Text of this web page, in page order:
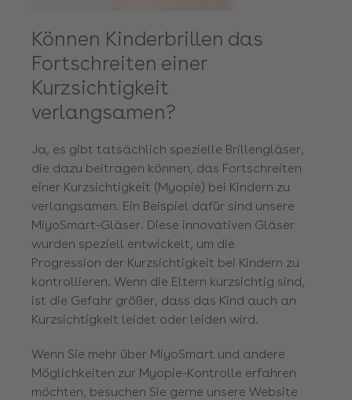
Können Kinderbrillen das
Fortschreiten einer
Kurzsichtigkeit
verlangsamen?
Ja, es gibt tatsächlich spezielle Brillengläser,
die dazu beitragen können, das Fortschreiten
einer Kurzsichtigkeit (Myopie) bei Kindern zu
verlangsamen. Ein Beispiel dafür sind unsere
MiyoSmart-Gläser. Diese innovativen Gläser
wurden speziell entwickelt, um die
Progression der Kurzsichtigkeit bei Kindern zu
kontrollieren. Wenn die Eltern kurzsichtig sind,
ist die Gefahr größer, dass das Kind auch an
Kurzsichtigkeit leidet oder leiden wird.
Wenn Sie mehr über MiyoSmart und andere
Möglichkeiten zur Myopie-Kontrolle erfahren
möchten, besuchen Sie gerne unsere Website